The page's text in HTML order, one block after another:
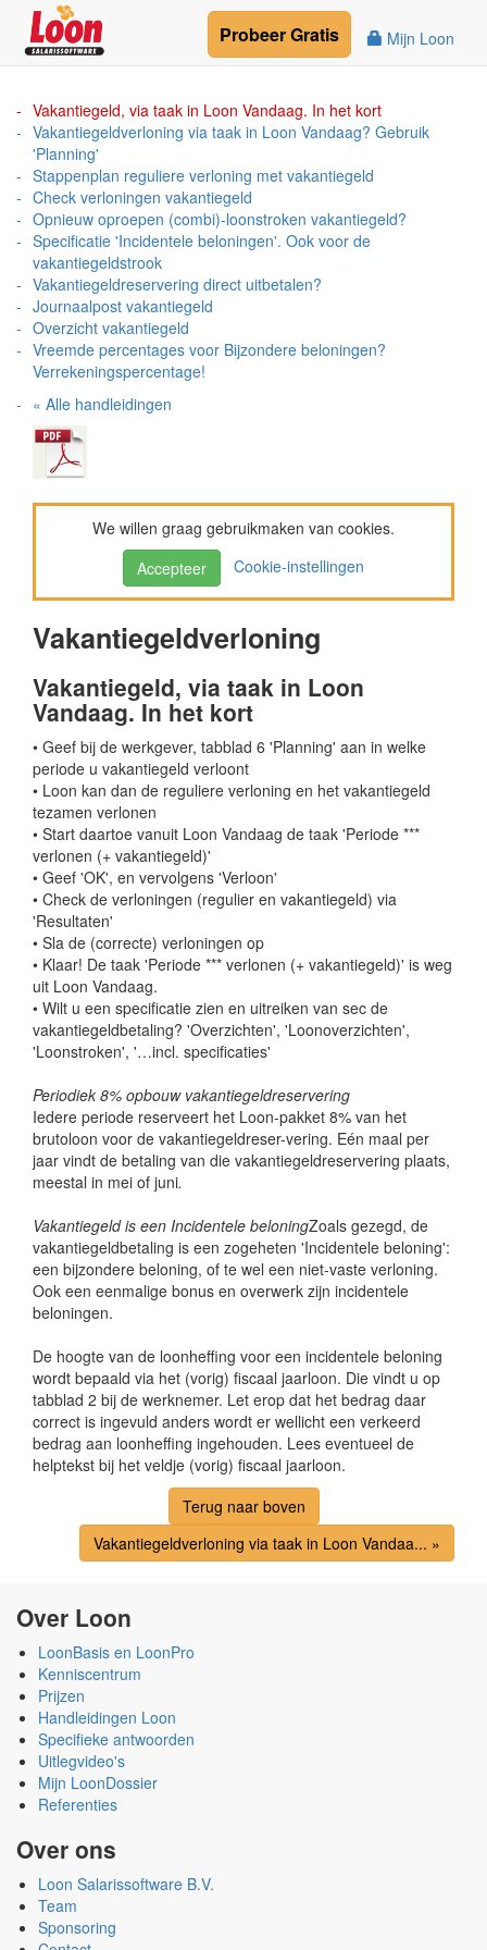
Mijn Loon
ProbeerGratis
Vakantiegeld, via taak in Loon Vandaag. In het kort
Vakantiegeldverloning via taak in Loon Vandaag? Gebruik
'Planning'
Stappenplan reguliere verloning met vakantiegeld
Check verloningen vakantiegeld
Opnieuw oproepen (combi)-loonstroken vakantiegeld?
Specificatie 'Incidentele beloningen'. Ook voor de
vakantiegeldstrook
Vakantiegeldreservering direct uitbetalen?
Journaalpost vakantiegeld
Overzicht vakantiegeld
Vreemde percentages voor Bijzondere beloningen?
Verrekeningspercentage!
« Alle handleidingen
We willen graag gebruikmaken van cookies.
Accepteer
Cookie-instellingen
Vakantiegeldverloning
Vakantiegeld, via taak in Loon
Vandaag. In het kort
• Geef bij de werkgever, tabblad 6 'Planning' aan in welke
periode u vakantiegeld verloont
• Loon kan dan de reguliere verloning en het vakantiegeld
tezamen verlonen
• Start daartoe vanuit Loon Vandaag de taak 'Periode ***
verlonen (+ vakantiegeld)'
• Geef 'OK', en vervolgens 'Verloon'
• Check de verloningen (regulier en vakantiegeld) via
'Resultaten'
• Sla de (correcte) verloningen op
• Klaar! De taak 'Periode *** verlonen (+ vakantiegeld)' is weg
uit Loon Vandaag.
• Wilt u een specificatie zien en uitreiken van sec de
vakantiegeldbetaling? 'Overzichten', 'Loonoverzichten',
'Loonstroken', '…incl. specificaties'
Periodiek 8% opbouw vakantiegeldreservering
Iedere periode reserveert het Loon-pakket 8% van het
brutoloon voor de vakantiegeldreser-vering. Eén maal per
jaar vindt de betaling van die vakantiegeldreservering plaats,
meestal in mei of juni.
Vakantiegeld is een Incidentele beloningZoals gezegd, de
vakantiegeldbetaling is een zogeheten 'Incidentele beloning':
een bijzondere beloning, of te wel een niet-vaste verloning.
Ook een eenmalige bonus en overwerk zijn incidentele
beloningen.
De hoogte van de loonheffing voor een incidentele beloning
wordt bepaald via het (vorig) fiscaal jaarloon. Die vindt u op
tabblad 2 bij de werknemer. Let erop dat het bedrag daar
correct is ingevuld anders wordt er wellicht een verkeerd
bedrag aan loonheffing ingehouden. Lees eventueel de
helptekst bij het veldje (vorig) fiscaal jaarloon.
Terug naar boven
Vakantiegeldverloning via taak in Loon Vandaa... »
Over Loon
LoonBasis en LoonPro
Kenniscentrum
Prijzen
Handleidingen Loon
Specifieke antwoorden
Uitlegvideo's
Mijn LoonDossier
Referenties
Over ons
Loon Salarissoftware B.V.
Team
Sponsoring